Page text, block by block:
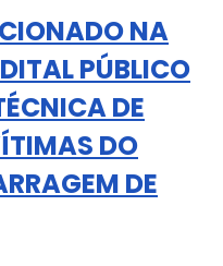
NA
PÚBLICO
DE
DO
DE